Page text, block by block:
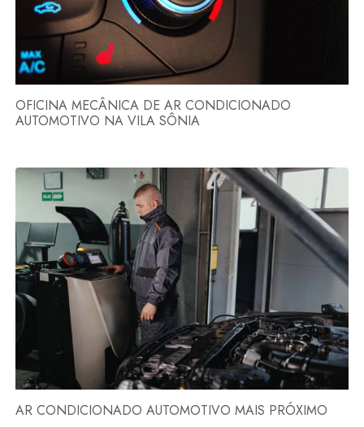
OFICINA MECÂNICA DE AR CONDICIONADO
AUTOMOTIVO NA VILA SÔNIA
AR CONDICIONADO AUTOMOTIVO MAIS PRÓXIMO